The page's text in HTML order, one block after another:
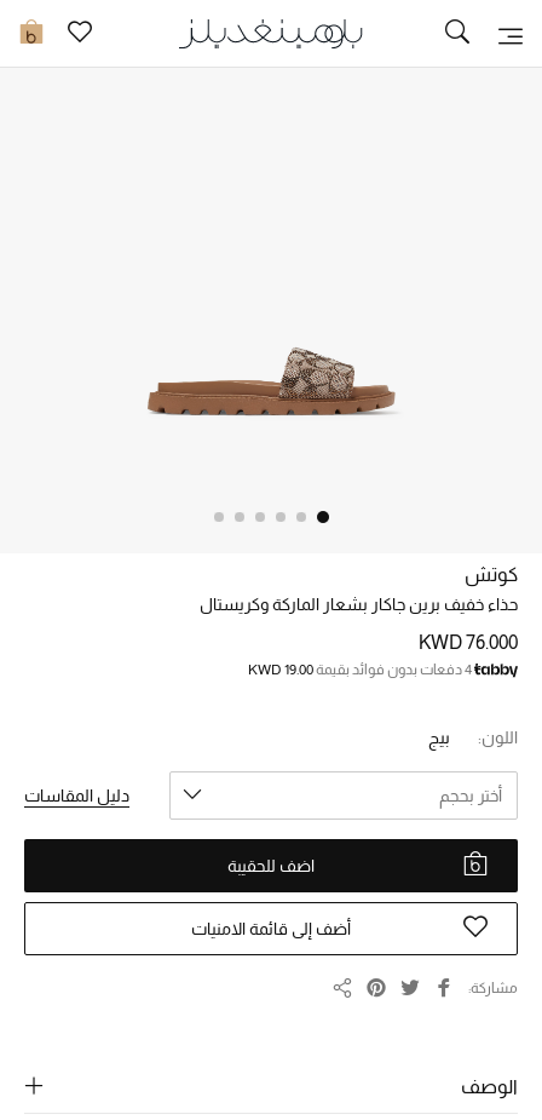
0 تخفيضات
خصم حتى 70%
تسوقوا الآن
ما وصلنا حديثاً
الموسم الجديد
النساء
الرجال
كوتش
حذاء خفيف برين جاكار بشعار الماركة وكريستال
KWD 76.000
4 دفعات بدون فوائد بقيمة KWD 19.00
اللون: بيج
أختر بحجم دليل المقاسات
اضف للحقيبة
أضف إلى قائمة الامنيات
مشاركة
الوصف